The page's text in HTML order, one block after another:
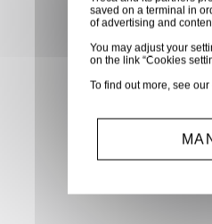
-
saved on a terminal in
of advertising and
You may adjust your
on the link “Cookies
To find out more, see our